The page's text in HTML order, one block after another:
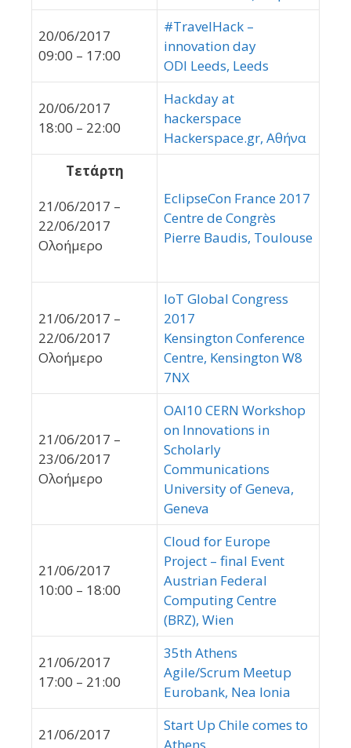
20/06/2017
09:00 – 17:00
#TravelHack –
innovation day
ODI Leeds, Leeds
20/06/2017
18:00 – 22:00
Hackday at
hackerspace
Hackerspace.gr, Αθήνα
Τετάρτη
21/06/2017 –
22/06/2017
Ολοήμερο
EclipseCon France 2017
Centre de Congrès
Pierre Baudis, Toulouse
21/06/2017 –
22/06/2017
Ολοήμερο
IoT Global Congress
2017
Kensington Conference
Centre, Kensington W8
7NX
21/06/2017 –
23/06/2017
Ολοήμερο
OAI10 CERN Workshop
on Innovations in
Scholarly
Communications
University of Geneva,
Geneva
21/06/2017
10:00 – 18:00
Cloud for Europe
Project – final Event
Austrian Federal
Computing Centre
(BRZ), Wien
21/06/2017
17:00 – 21:00
35th Athens
Agile/Scrum Meetup
Eurobank, Nea Ionia
21/06/2017
Start Up Chile comes to
Athens